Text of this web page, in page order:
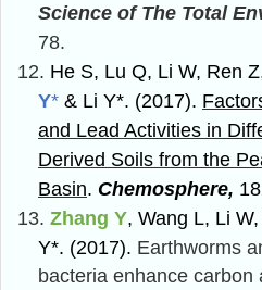
Science of The Total
78.
12. He S, Lu Q, Li W, Ren
Y* & Li Y*. (2017).
and Lead Activities in
Derived Soils from the
Basin. Chemosphere,
13. Zhang Y, Wang L, Li
Y*. (2017). Earthworms
bacteria enhance